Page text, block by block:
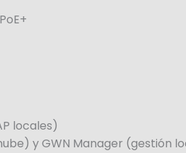
locales)
y GWN Manager (gestión